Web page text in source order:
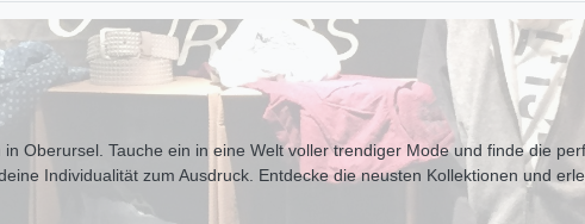
Oberursel. Tauche ein in eine Welt voller trendiger Mode und finde die
Individualität zum Ausdr uck. Entdecke die neusten Kollektionen und